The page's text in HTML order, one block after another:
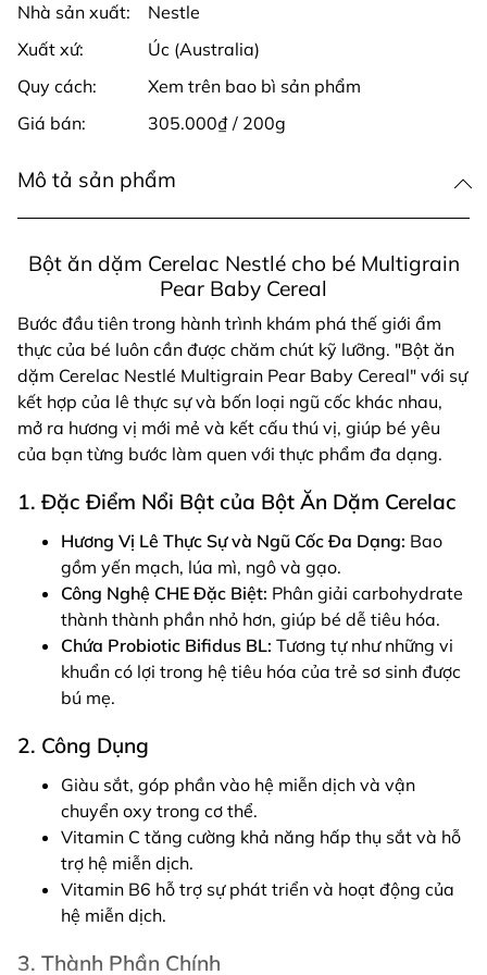
Nhà sản xuất:
Nestle
Xuất xứ:
Úc (Australia)
Quy cách:
Xem trên bao bì sản phẩm
Giá bán:
305.000₫ / 200g
Mô tả sản phẩm
Bột ăn dặm Cerelac Nestlé cho bé Multigrain
Pear Baby Cereal
Bước đầu tiên trong hành trình khám phá thế giới ẩm
thực của bé luôn cần được chăm chút kỹ lưỡng. "Bột ăn
dặm Cerelac Nestlé Multigrain Pear Baby Cereal" với sự
kết hợp của lê thực sự và bốn loại ngũ cốc khác nhau,
mở ra hương vị mới mẻ và kết cấu thú vị, giúp bé yêu
của bạn từng bước làm quen với thực phẩm đa dạng.
1. Đặc Điểm Nổi Bật của Bột Ăn Dặm Cerelac
Hương Vị Lê Thực Sự và Ngũ Cốc Đa Dạng: Bao
gồm yến mạch, lúa mì, ngô và gạo.
Công Nghệ CHE Đặc Biệt: Phân giải carbohydrate
thành thành phần nhỏ hơn, giúp bé dễ tiêu hóa.
Chứa Probiotic Bifidus BL: Tương tự như những vi
khuẩn có lợi trong hệ tiêu hóa của trẻ sơ sinh được
bú mẹ.
2. Công Dụng
Giàu sắt, góp phần vào hệ miễn dịch và vận
chuyển oxy trong cơ thể.
Vitamin C tăng cường khả năng hấp thụ sắt và hỗ
trợ hệ miễn dịch.
Vitamin B6 hỗ trợ sự phát triển và hoạt động của
hệ miễn dịch.
3. Thành Phần Chính